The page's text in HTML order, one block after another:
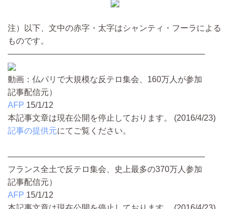
注）以下、文中の赤字・太字はシャンティ・フーラによる
ものです。
――――――――――――――――――――――――
動画：仏パリで大規模な反テロ集会、160万人が参加
記事配信元）
AFP 15/1/12
本記事文章は現在公開を停止しております。 (2016/4/23)
記事の提供元にてご覧ください。
――――――――――――――――――――――――
フランス全土で反テロ集会、史上最多の370万人参加
記事配信元）
AFP 15/1/12